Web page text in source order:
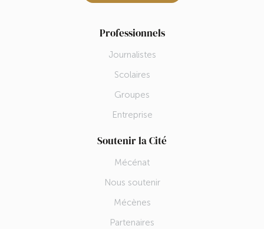
Professionnels
Journalistes
Scolaires
Groupes
Entreprise
Soutenir la Cité
Mécénat
Nous soutenir
Mécènes
Partenaires